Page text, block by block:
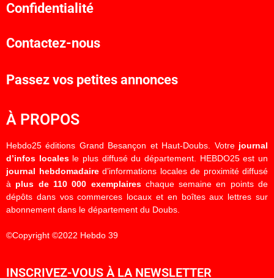
Confidentialité
Contactez-nous
Passez vos petites annonces
À PROPOS
Hebdo25 éditions Grand Besançon et Haut-Doubs. Votre journal
d’infos localesle plus diffusé du département. HEBDO25 est un
journal hebdomadaired’informations locales de proximité diffusé
à plus de 110 000 exemplaireschaque semaine en points de
dépôts dans vos commerces locaux et en boîtes aux lettres sur
abonnement dans le département du Doubs.
©Copyright ©2022 Hebdo 39
INSCRIVEZ-VOUS À LA NEWSLETTER